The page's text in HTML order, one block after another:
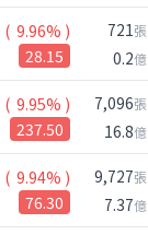
( 9.96% )
28.15
721張
0.2億
( 9.95% )
237.50
7,096張
16.8億
( 9.94% )
76.30
9,727張
7.37億